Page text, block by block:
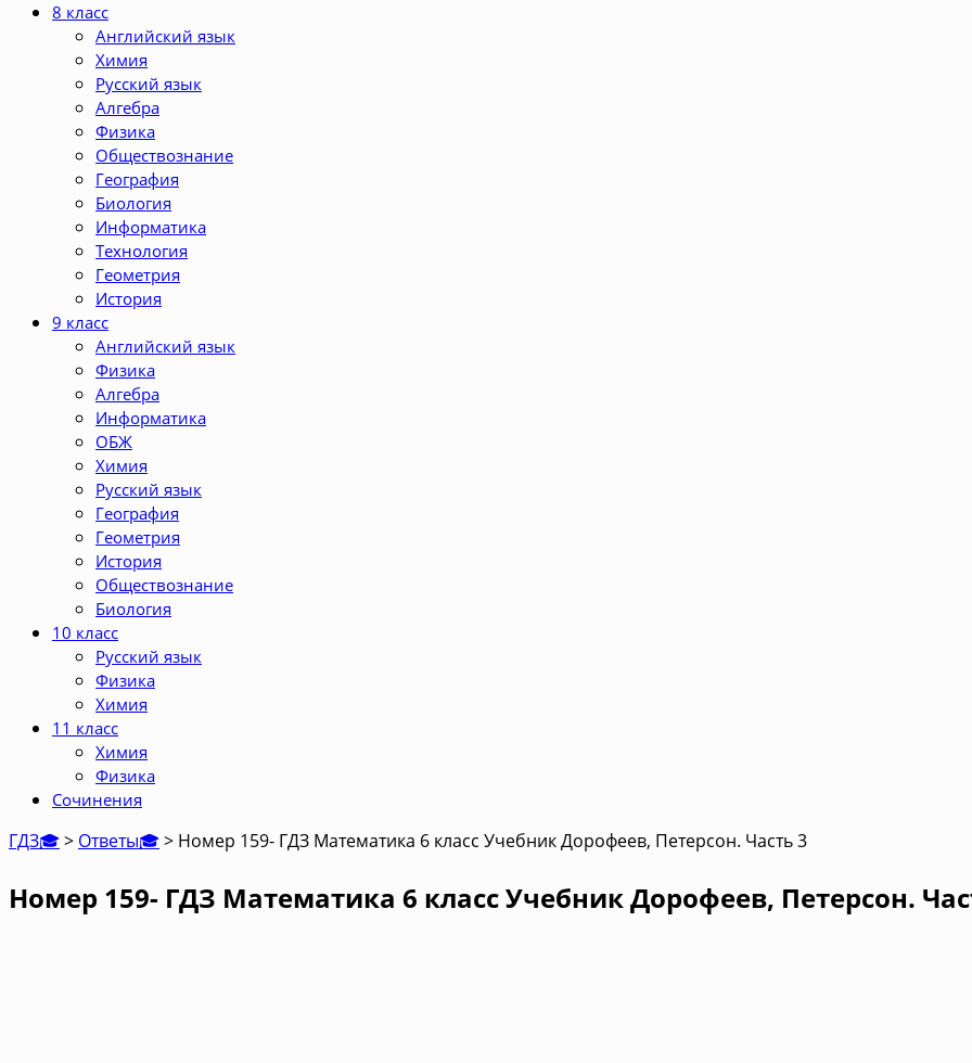
8 класс
Английский язык
Химия
Русский язык
Алгебра
Физика
Обществознание
География
Биология
Информатика
Технология
Геометрия
История
9 класс
Английский язык
Физика
Алгебра
Информатика
ОБЖ
Химия
Русский язык
География
Геометрия
История
Обществознание
Биология
10 класс
Русский язык
Физика
Химия
11 класс
Химия
Физика
Сочинения
ГДЗ🎓> Ответы🎓> Номер 159- ГДЗ Математика 6 класс Учебник Дорофеев, Петерсон. Часть 3
Номер 159- ГДЗ Математика 6 класс Учебник Дорофеев, Петерсон.